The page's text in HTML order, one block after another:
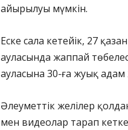
айырылуы мүмкін.
Еске сала кетейік, 27
ауласында жаппай
ауласына 30-ға жуық
Әлеуметтік желілер
мен видеолар тарап